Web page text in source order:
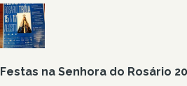
Festas na Senhora do Rosário